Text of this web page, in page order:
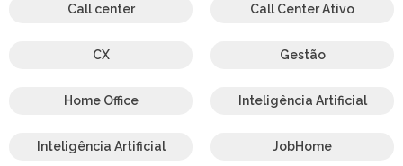
Call center Call Center Ativo
CX Gestão
Home Office Inteligência Artificial
Inteligência Artificial JobHome